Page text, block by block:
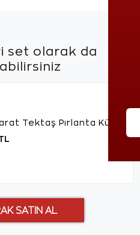
set olarak da
Tektaş Pırlanta Küpe